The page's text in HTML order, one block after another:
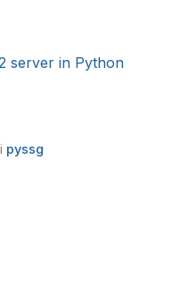
server in Python
pyssg